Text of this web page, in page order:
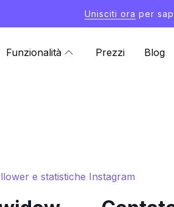
Unisciti ora per
Funzionalità Prezzi Blog
e statistiche Instagram